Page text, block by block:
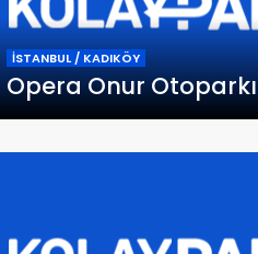
İSTANBUL / KADIKÖY
Opera Onur Otoparkı